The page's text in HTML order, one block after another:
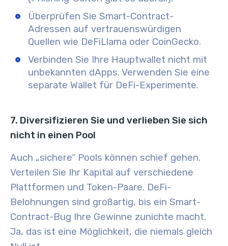
Überprüfen Sie Smart-Contract-
Adressen auf vertrauenswürdigen
Quellen wie DeFiLlama oder CoinGecko.
Verbinden Sie Ihre Hauptwallet nicht mit
unbekannten dApps. Verwenden Sie eine
separate Wallet für DeFi-Experimente.
7. Diversifizieren Sie und verlieben Sie sich
nicht in einen Pool
Auch „sichere“ Pools können schief gehen.
Verteilen Sie Ihr Kapital auf verschiedene
Plattformen und Token-Paare. DeFi-
Belohnungen sind großartig, bis ein Smart-
Contract-Bug Ihre Gewinne zunichte macht.
Ja, das ist eine Möglichkeit, die niemals gleich